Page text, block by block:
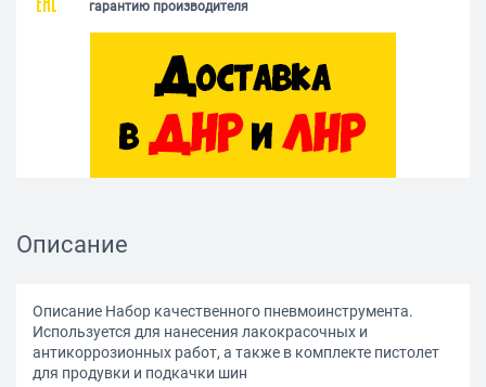
гарантию производителя
Описание
Описание Набор качественного пневмоинструмента.
Используется для нанесения лакокрасочных и
антикоррозионных работ, а также в комплекте пистолет
для продувки и подкачки шин